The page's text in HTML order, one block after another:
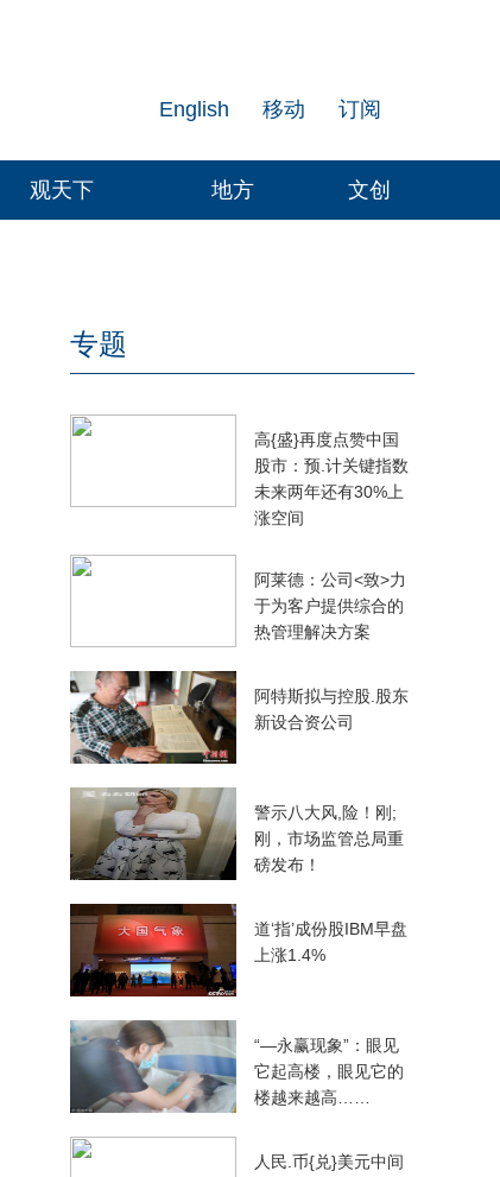
订阅
移动
English
观天下 地方 文创
专题
高{盛}再度点赞中国
股市：预.计关键指数
未来两年还有30%上
涨空间
阿莱德：公司<致>力
于为客户提供综合的
热管理解决方案
阿特斯拟与控股.股东
新设合资公司
警示八大风,险！刚;
刚，市场监管总局重
磅发布！
道‘指’成份股IBM早盘
上涨1.4%
“—永赢现象”：眼见
它起高楼，眼见它的
楼越来越高……
人民.币{兑}美元中间